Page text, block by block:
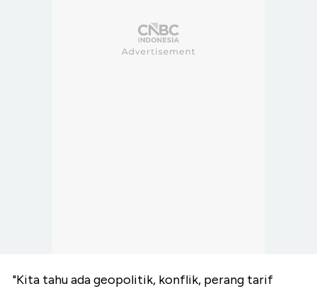
"Kita tahu ada geopolitik, konflik, perang tarif